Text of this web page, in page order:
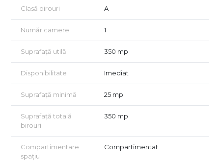
📌 Mentenanță: 1,5 EUR/mp
Servicii incluse în mentenanță: recepție, pază 24h, camere
supraveghere video, salubritate, curățenie spații comune.
Localizare: zona Carrefour Orhideea, la câteva minute de
Clasă birouri A
Număr camere 1
Suprafață utilă 350 mp
Disponibilitate Imediat
Suprafață minimă 25 mp
Suprafață totală
birouri
350 mp
Compartimentare
spațiu
Compartimentat